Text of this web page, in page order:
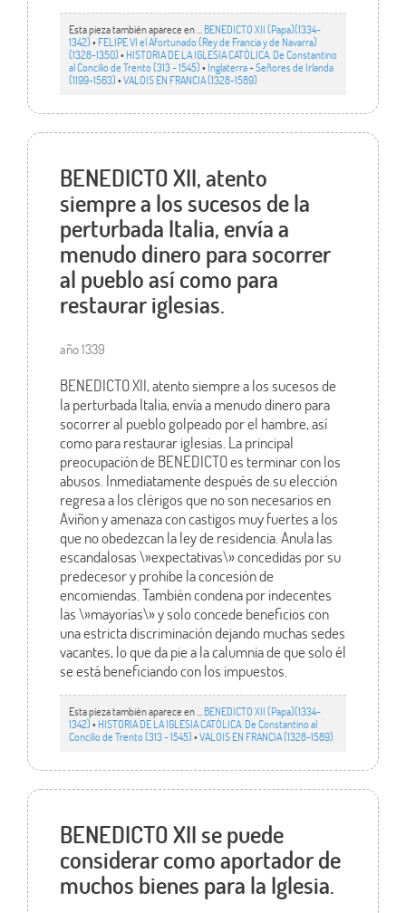
Esta pieza también aparece en ... BENEDICTO XII (Papa)(1334-
1342)• FELIPE VI el Afortunado (Rey de Francia y de Navarra)
(1328-1350)• HISTORIA DE LA IGLESIA CATÓLICA. De Constantino
al Concilio de Trento (313 - 1545)• Inglaterra + Señores de Irlanda
(1199-1563)•VALOIS EN FRANCIA (1328-1589)
BENEDICTO XII, atento
siempre a los sucesos de la
perturbada Italia, envía a
menudo dinero para socorrer
al pueblo así como para
restaurar iglesias.
año 1339
BENEDICTO XII, atento siempre a los sucesos de
la perturbada Italia, envía a menudo dinero para
socorrer al pueblo golpeado por el hambre, así
como para restaurar iglesias. La principal
preocupación de BENEDICTO es terminar con los
abusos. Inmediatamente después de su elección
regresa a los clérigos que no son necesarios en
Aviñon y amenaza con castigos muy fuertes a los
que no obedezcan la ley de residencia. Anula las
escandalosas \»expectativas\» concedidas por su
predecesor y prohibe la concesión de
encomiendas. También condena por indecentes
las \»mayorías\» y solo concede beneficios con
una estricta discriminación dejando muchas sedes
vacantes, lo que da pie a la calumnia de que solo él
se está beneficiando con los impuestos.
Esta pieza también aparece en ... BENEDICTO XII (Papa)(1334-
1342)• HISTORIA DE LA IGLESIA CATÓLICA. De Constantino al
Concilio de Trento (313 - 1545)•VALOIS EN FRANCIA (1328-1589)
BENEDICTO XII se puede
considerar como aportador de
muchos bienes para la Iglesia.